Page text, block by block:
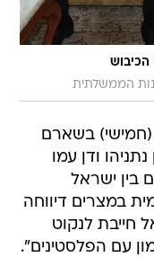
הכיבוש
הממשלתית
(חמישי) בשארם
ודן עמו
בין ישראל
במצרים דיווחה
חייבת לנקוט
עם הפלסטינים".